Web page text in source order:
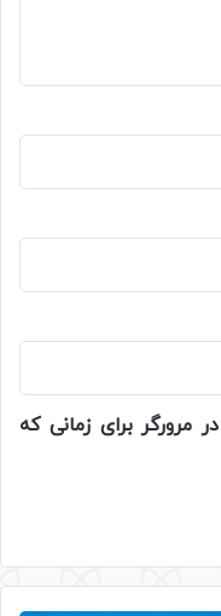
مرورگر برای زمانی که